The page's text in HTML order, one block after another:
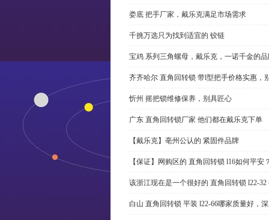
娄底 把手厂家，戴乐克满足市场需求
千挑万选只为找到适宜的 铰链
宝鸡 系列三角螺母，戴乐克，一诺千金的
齐齐哈尔 直角回转锁 带l型把手价格实惠，
忻州 摇把锁维修保养，别具匠心
广东 直角回转锁厂家 他们都在戴乐克下单
【戴乐克】亳州公认的 紧固件品牌
【保证】网购区的 直角回转锁 l16如何平安
该浙江现在是一个很好的 直角回转锁 l22-
白山 直角回转锁 平装 l22-66哪家质量好，